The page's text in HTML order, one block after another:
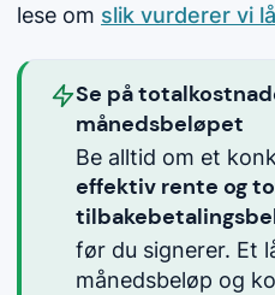
lese om slik vurderer vi
Se på
månedsbeløpet
Be alltid om et
effektiv rente og
før du signerer. Et
månedsbeløp og